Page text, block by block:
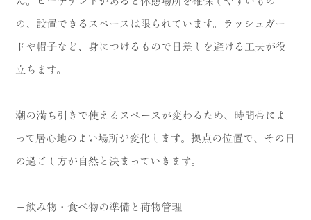
の、設置できるスペースは限られています。ラッシュガー
ドや帽子など、身につけるもので日差しを避ける工夫が役
立ちます。
潮の満ち引きで使えるスペースが変わるため、時間帯によ
って居心地のよい場所が変化します。拠点の位置で、その日
の過ごし方が自然と決まっていきます。
－飲み物・食べ物の準備と荷物管理